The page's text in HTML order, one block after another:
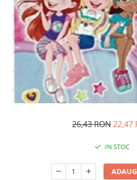
Resurse umane
Vanzari si marketing
Carte scolara
Atlase, dictionare si enciclopedii
Carte prescolara
Carte scolara
Dictionare de limba romana
Invatamant gimnazial
Povesti si povestiri
26,43 RON22,47
IN STOC